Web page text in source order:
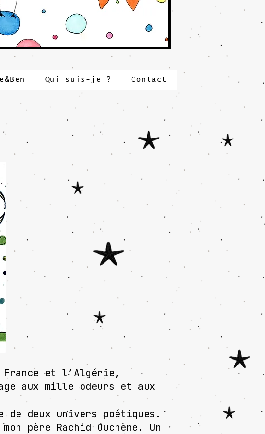
Qui suis-je ? Contact
et l’Algérie,
aux mille odeurs et aux
deux univers poétiques.
père Rachid Ouchène. Un